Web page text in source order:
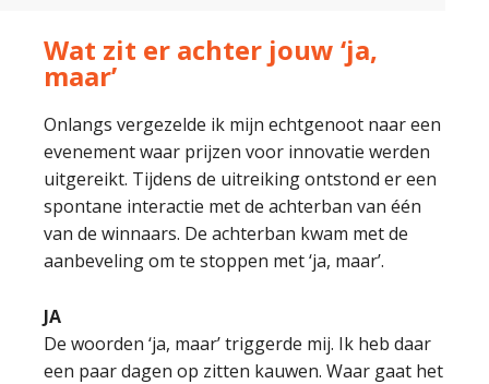
Wat zit er achter jouw ‘ja,
maar’
Onlangs vergezelde ik mijn echtgenoot naar een
evenement waar prijzen voor innovatie werden
uitgereikt. Tijdens de uitreiking ontstond er een
spontane interactie met de achterban van één
van de winnaars. De achterban kwam met de
aanbeveling om te stoppen met ‘ja, maar’.
JA
De woorden ‘ja, maar’ triggerde mij. Ik heb daar
een paar dagen op zitten kauwen. Waar gaat het